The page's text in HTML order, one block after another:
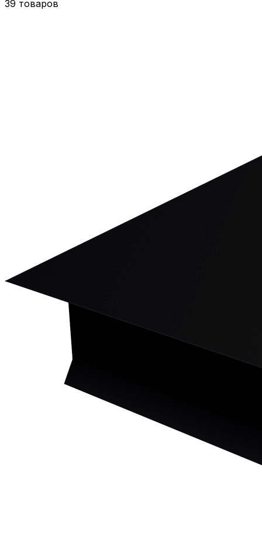
39 товаров